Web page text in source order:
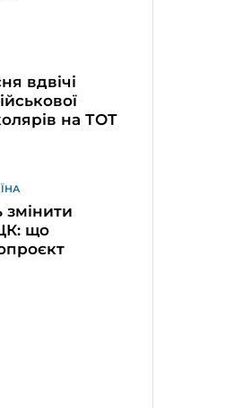
вдвічі
на ТОТ
змінити
що